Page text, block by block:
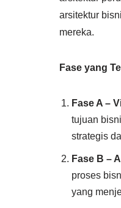
arsitektur
mereka.
Fase yang
Fase A –
tujuan
strategis
Fase B –
proses
yang